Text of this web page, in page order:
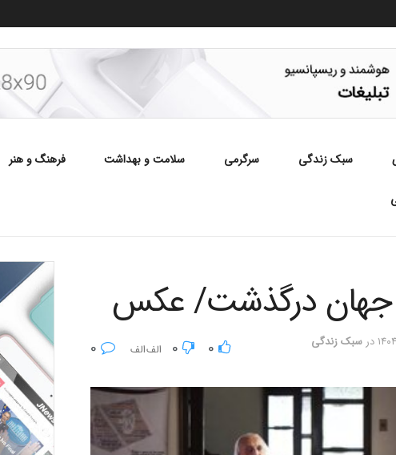
سبک زندگی سرگرمی سلامت و بهداشت فرهنگ و هنر
جهان درگذشت/ عکس
در سبک زندگی 0
0